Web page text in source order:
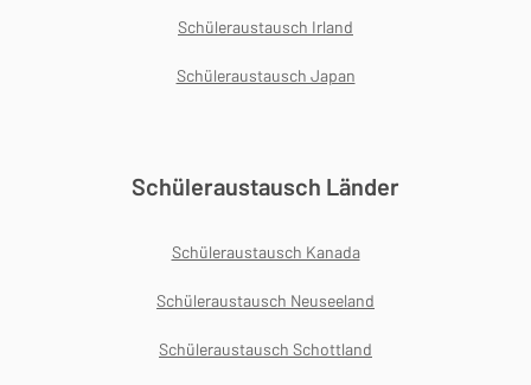
Schüleraustausch Irland
Schüleraustausch Japan
Schüleraustausch Länder
Schüleraustausch Kanada
Schüleraustausch Neuseeland
Schüleraustausch Schottland